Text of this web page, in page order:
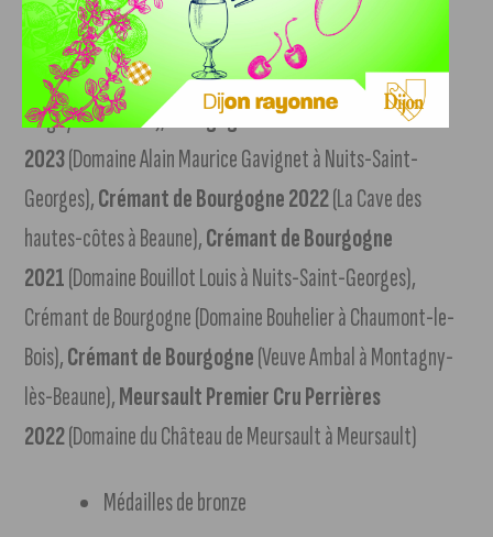
Bourgogne Aligoté 2023(SCE Glantenet Père et fils à
Magny-les-Villers),Bourgogne Hautes Côtes de Nuits
2023(Domaine Alain Maurice Gavignet à Nuits-Saint-
Georges),Crémant de Bourgogne 2022(La Cave des
hautes-côtes à Beaune),Crémant de Bourgogne
2021(Domaine Bouillot Louis à Nuits-Saint-Georges),
Crémant de Bourgogne (Domaine Bouhelier à Chaumont-le-
Bois),Crémant de Bourgogne(Veuve Ambal à Montagny-
lès-Beaune),Meursault Premier Cru Perrières
2022(Domaine du Château de Meursault à Meursault)
Médailles de bronze